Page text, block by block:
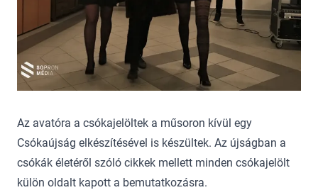
Az avatóra a csókajelöltek a műsoron kívül egy
Csókaújság elkészítésével is készültek. Az újságban a
csókák életéről szóló cikkek mellett minden csókajelölt
külön oldalt kapott a bemutatkozásra.